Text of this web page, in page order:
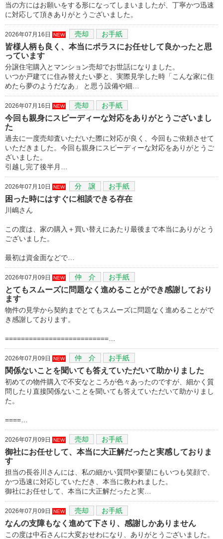
当の方にはお願いをする形になってしまいましたが、丁寧かつ迅速
に対応して頂きありがとうございました。
2026年07月16日 NEW 売却 お手紙
皆様人柄も良く、本当にポラスにお任せして良かったと思
っています
分譲住宅購入とマンション売却でお世話になりました。
いつか戸建てに住み替えたい夢と、実際見学した時「こんな家に住
めたら夢のようだなあ」 と思う設備や細…
2026年07月16日 NEW 売却 お手紙
今回も親身にスピーディーな対応をありがとうございまし
た
過去に一度売却査いただいた際に対応が良く、今回もご依頼させて
いただきました。今回も親身にスピーディーな対応をありがとうご
ざいました。
引越し完了後半月…
2026年07月10日 NEW 分 譲 お手紙
困った時にはすぐに相談できる存在
川嶋さん
この度は、家の購入＋買い替えにあたり最後まで本当にありがとう
ございました。
最初は資金面などで…
2026年07月09日 NEW 仲 介 お手紙
とてもスムーズに問題なく進めることができ感謝しており
ます
物件の見学から契約までとてもスムーズに問題なく進めることがで
き感謝しております。
==========================…
2026年07月09日 NEW 仲 介 お手紙
関係ないことを聞いても答えていただいて助かりました
初めての物件購入で不安なところが色々あったのですが、細かく質
問したり直接関係ないことを聞いても答えていただいて助かりまし
た。
====…
2026年07月09日 NEW 売却 お手紙
御社にお任せして、本当に大正解だったと実感しておりま
す
担当の長谷川さんには、私の細かい質問や要望にもいつも笑顔で、
かつ迅速に対応していただき、本当に救われました。
御社にお任せして、本当に大正解だったと実…
2026年07月09日 NEW 売却 お手紙
なんの支障もなく進めて下さり、感謝しかありません
この度は中石さんに大変おせわになり、ありがとうございました。